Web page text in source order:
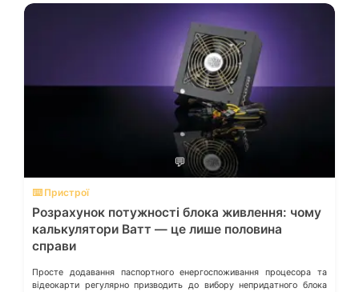
💬
⌨️ Пристрої
Розрахунок потужності блока живлення: чому
калькулятори Ватт — це лише половина
справи
Просте додавання паспортного енергоспоживання процесора та
відеокарти регулярно призводить до вибору непридатного блока